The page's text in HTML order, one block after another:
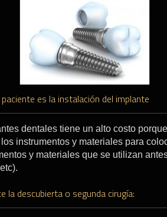
es la instalación del implante
dentales tiene un alto costo
instrumentos y materiales para
y materiales que se utilizan
la descubierta o segunda cirugía: